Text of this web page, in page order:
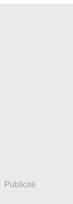
Publicité